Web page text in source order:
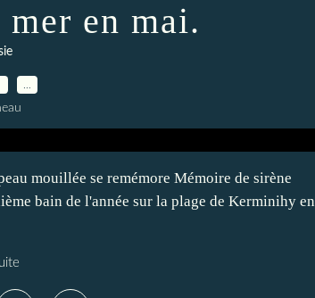
en mai.
mouillée se remémore Mémoire de sirène
bain de l'année sur la plage de Kerminihy en